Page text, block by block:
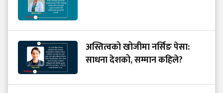
अस्तित्वको खोजीमा नर्सिङ पेसा:
साधना देशको, सम्मान कहिले?